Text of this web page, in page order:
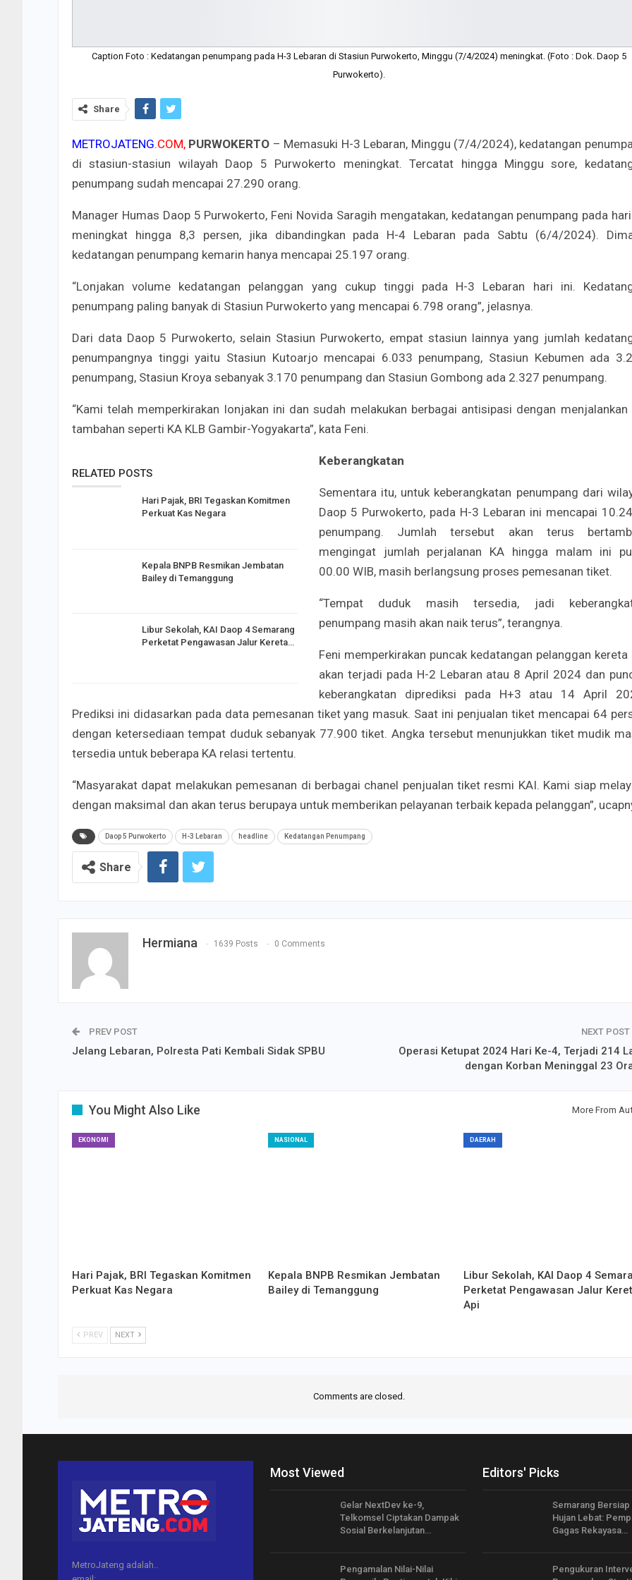
Caption Foto : Kedatangan penumpang pada H-3 Lebaran di Stasiun Purwokerto, Minggu (7/4/2024) meningkat. (Foto : Dok. Daop 5
Purwokerto).
Share
METROJATENG.COM, PURWOKERTO – Memasuki H-3 Lebaran, Minggu (7/4/2024), kedatangan
di stasiun-stasiun wilayah Daop 5 Purwokerto meningkat. Tercatat hingga Minggu sore,
penumpang sudah mencapai 27.290 orang.
Manager Humas Daop 5 Purwokerto, Feni Novida Saragih mengatakan, kedatangan penumpang pada
meningkat hingga 8,3 persen, jika dibandingkan pada H-4 Lebaran pada Sabtu (6/4/2024).
kedatangan penumpang kemarin hanya mencapai 25.197 orang.
“Lonjakan volume kedatangan pelanggan yang cukup tinggi pada H-3 Lebaran hari ini.
penumpang paling banyak di Stasiun Purwokerto yang mencapai 6.798 orang”, jelasnya.
Dari data Daop 5 Purwokerto, selain Stasiun Purwokerto, empat stasiun lainnya yang jumlah
penumpangnya tinggi yaitu Stasiun Kutoarjo mencapai 6.033 penumpang, Stasiun Kebumen ada
penumpang, Stasiun Kroya sebanyak 3.170 penumpang dan Stasiun Gombong ada 2.327 penumpang.
“Kami telah memperkirakan lonjakan ini dan sudah melakukan berbagai antisipasi dengan menjalankan
tambahan seperti KA KLB Gambir-Yogyakarta”, kata Feni.
RELATED POSTS
Hari Pajak, BRI Tegaskan Komitmen
Perkuat Kas Negara
Kepala BNPB Resmikan Jembatan
Bailey di Temanggung
Libur Sekolah, KAI Daop 4 Semarang
Perketat Pengawasan Jalur Kereta…
Keberangkatan
Sementara itu, untuk keberangkatan penumpang dari
Daop 5 Purwokerto, pada H-3 Lebaran ini mencapai
penumpang. Jumlah tersebut akan terus
mengingat jumlah perjalanan KA hingga malam ini
00.00 WIB, masih berlangsung proses pemesanan tiket.
“Tempat duduk masih tersedia, jadi
penumpang masih akan naik terus”, terangnya.
Feni memperkirakan puncak kedatangan pelanggan kereta
akan terjadi pada H-2 Lebaran atau 8 April 2024 dan
keberangkatan diprediksi pada H+3 atau 14 April
Prediksi ini didasarkan pada data pemesanan tiket yang masuk. Saat ini penjualan tiket mencapai 64
dengan ketersediaan tempat duduk sebanyak 77.900 tiket. Angka tersebut menunjukkan tiket mudik
tersedia untuk beberapa KA relasi tertentu.
“Masyarakat dapat melakukan pemesanan di berbagai chanel penjualan tiket resmi KAI. Kami siap
dengan maksimal dan akan terus berupaya untuk memberikan pelayanan terbaik kepada pelanggan”,
Daop 5 Purwokerto H-3 Lebaran headline Kedatangan Penumpang
Share
Hermiana 1639 Posts 0 Comments
PREV POST
Jelang Lebaran, Polresta Pati Kembali Sidak SPBU
NEXT POST
Operasi Ketupat 2024 Hari Ke-4, Terjadi 214
dengan Korban Meninggal 23
You Might Also Like More From
EKONOMI
Hari Pajak, BRI Tegaskan Komitmen
Perkuat Kas Negara
NASIONAL
Kepala BNPB Resmikan Jembatan
Bailey di Temanggung
DAERAH
Libur Sekolah, KAI Daop 4
Perketat Pengawasan Jalur
Api
PREV NEXT
Comments are closed.
MetroJateng adalah..
Most Viewed
Gelar NextDev ke-9,
Telkomsel Ciptakan Dampak
Sosial Berkelanjutan…
Pengamalan Nilai-Nilai
Editors' Picks
Semarang Bersiap
Hujan Lebat:
Gagas Rekayasa…
Pengukuran